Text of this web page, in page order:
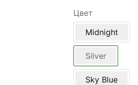
Цвет
Midnight
Silver
Sky Blue